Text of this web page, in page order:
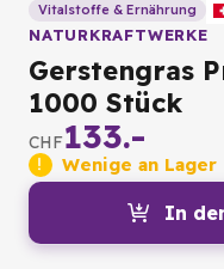
Vitalstoffe & Ernährung
NATURKRAFTWERKE
Gerstengras
1000 Stück
CHF133.-
Wenige an Lager
In